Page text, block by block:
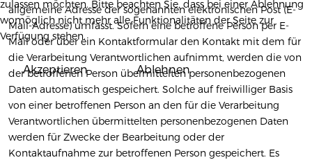
allgemeine Adresse der sogenannten elektronischen Post (E-
Mail-Adresse) umfasst. Sofern eine betroffene Person per E-
Mail oder über ein Kontaktformular den Kontakt mit dem für
die Verarbeitung Verantwortlichen aufnimmt, werden die von
der betroffenen Person übermittelten personenbezogenen
Daten automatisch gespeichert. Solche auf freiwilliger Basis
von einer betroffenen Person an den für die Verarbeitung
Verantwortlichen übermittelten personenbezogenen Daten
werden für Zwecke der Bearbeitung oder der
Kontaktaufnahme zur betroffenen Person gespeichert. Es
zulassen möchten. Bitte beachten Sie, dass bei einer Ablehnung
womöglich nicht mehr alle Funktionalitäten der Seite zur
Verfügung stehen.
Akzeptieren Ablehnen